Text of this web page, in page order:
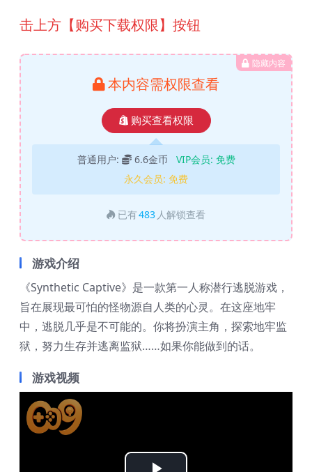
击上方【购买下载权限】按钮
隐藏内容
本内容需权限查看
购买查看权限
普通用户: 6.6金币 VIP会员: 免费
永久会员: 免费
已有483 人解锁查看
游戏介绍
《Synthetic Captive》是一款第一人称潜行逃脱游戏，
旨在展现最可怕的怪物源自人类的心灵。在这座地牢
中，逃脱几乎是不可能的。你将扮演主角，探索地牢监
狱，努力生存并逃离监狱……如果你能做到的话。
游戏视频